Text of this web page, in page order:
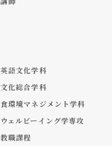
英語文化学科
文化総合学科
食環境マネジメント学科
ウェルビーイング学専攻
教職課程